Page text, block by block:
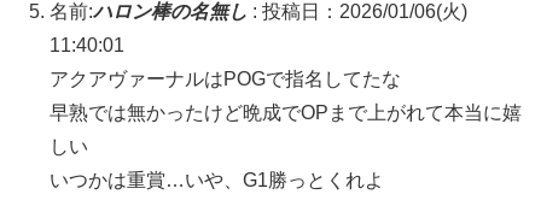
名前:ハロン棒の名無し : 投稿日：2026/01/06(火)
11:40:01
アクアヴァーナルはPOGで指名してたな
早熟では無かったけど晩成でOPまで上がれて本当に嬉
しい
いつかは重賞…いや、G1勝っとくれよ